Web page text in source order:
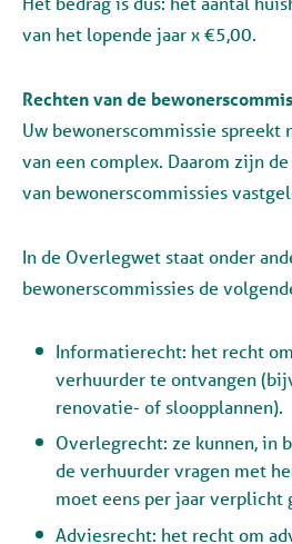
van het lopende jaar x €5,00.
Rechten van de
Uw bewonerscommissie spreekt
van een complex. Daarom zijn
van bewonerscommissies
In de Overlegwet staat onder
bewonerscommissies de
Informatierecht: het recht
verhuurder te ontvangen
renovatie- of sloopplannen).
Overlegrecht: ze kunnen, in
de verhuurder vragen met
moet eens per jaar verplicht
Adviesrecht: het recht om